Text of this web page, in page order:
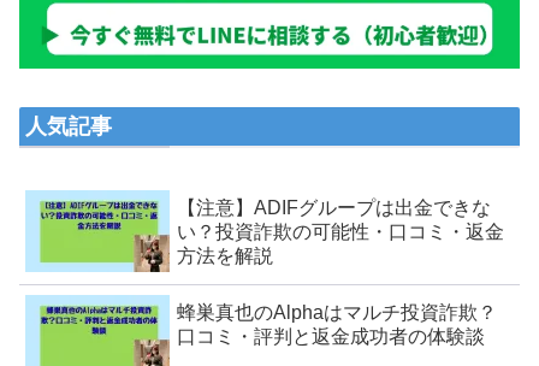
人気記事
【注意】ADIFグループは出金できな
い？投資詐欺の可能性・口コミ・返金
方法を解説
蜂巣真也のAlphaはマルチ投資詐欺？
口コミ・評判と返金成功者の体験談